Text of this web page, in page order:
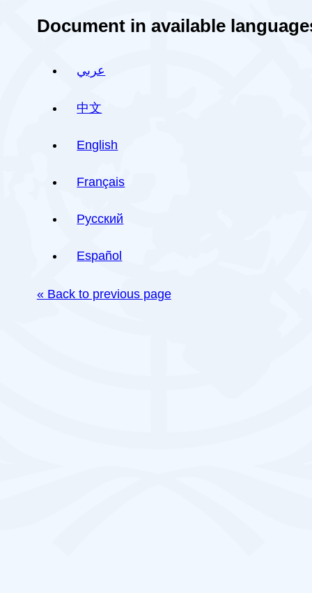
Document in available
عربي
中文
English
Français
Русский
Español
« Back to previous page